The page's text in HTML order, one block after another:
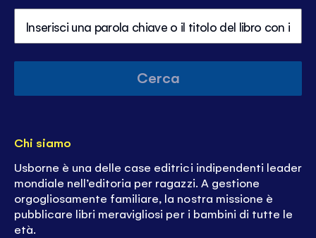
Cerca
Chi siamo
Usborne è una delle case editrici indipendenti leader
mondiale nell’editoria per ragazzi. A gestione
orgogliosamente familiare, la nostra missione è
pubblicare libri meravigliosi per i bambini di tutte le
età.